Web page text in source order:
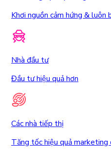
Khơi nguồn cảm hứng & luôn
Nhà đầu tư
Đầu tư hiệu quả hơn
Các nhà tiếp thị
Tăng tốc hiệu quả marketing